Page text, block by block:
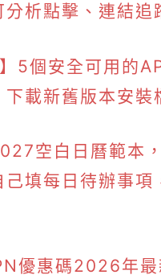
分析點擊、連結追
5個安全可用的
下載新舊版本安裝
空白日曆範本
己填每日待辦事項
優惠碼2026年最